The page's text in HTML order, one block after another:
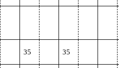
35 35